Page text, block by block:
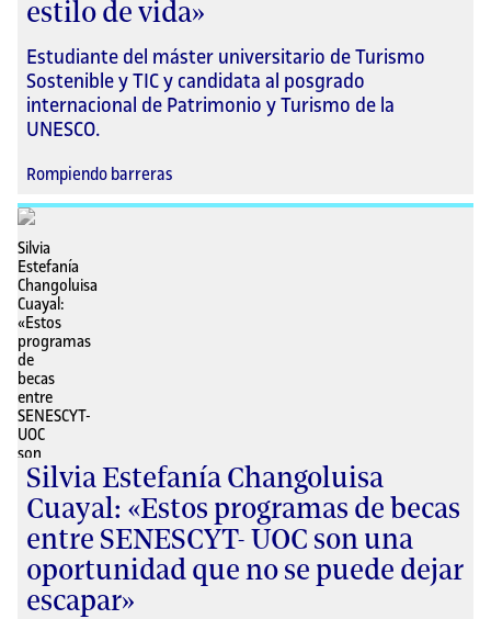
estilo de vida»
Estudiante del máster universitario de Turismo
Sostenible y TIC y candidata al posgrado
internacional de Patrimonio y Turismo de la
UNESCO.
Rompiendo barreras
Silvia Estefanía Changoluisa
Cuayal: «Estos programas de becas
entre SENESCYT- UOC son una
oportunidad que no se puede dejar
escapar»